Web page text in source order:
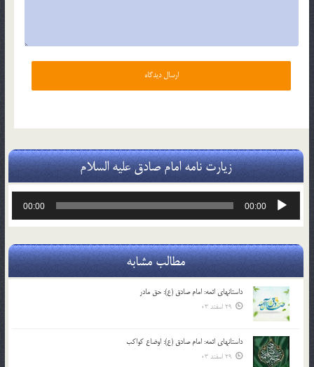
زیارت نامه امام صادق علیه السلام
پخش‌کننده
00:00
00:00
مطالب مشابه
داستانهای ائمه: امام صادق (ع): حق مادر
29 اسفند 03
داستانهای ائمه: امام صادق (ع): اوضاع کواکب
29 اسفند 03